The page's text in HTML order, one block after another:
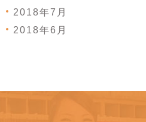
2018年7月
2018年6月